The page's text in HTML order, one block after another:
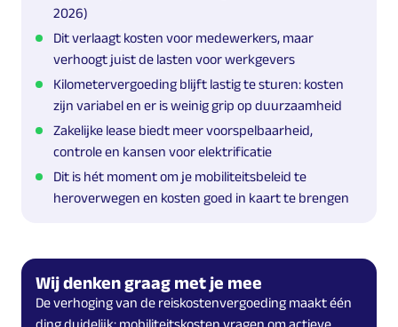
2026)
Dit verlaagt kosten voor medewerkers, maar
verhoogt juist de lasten voor werkgevers
Kilometervergoeding blijft lastig te sturen: kosten
zijn variabel en er is weinig grip op duurzaamheid
Zakelijke lease biedt meer voorspelbaarheid,
controle en kansen voor elektrificatie
Dit is hét moment om je mobiliteitsbeleid te
heroverwegen en kosten goed in kaart te brengen
Wij denken graag met je mee
De verhoging van de reiskostenvergoeding maakt één
ding duidelijk: mobiliteitskosten vragen om actieve